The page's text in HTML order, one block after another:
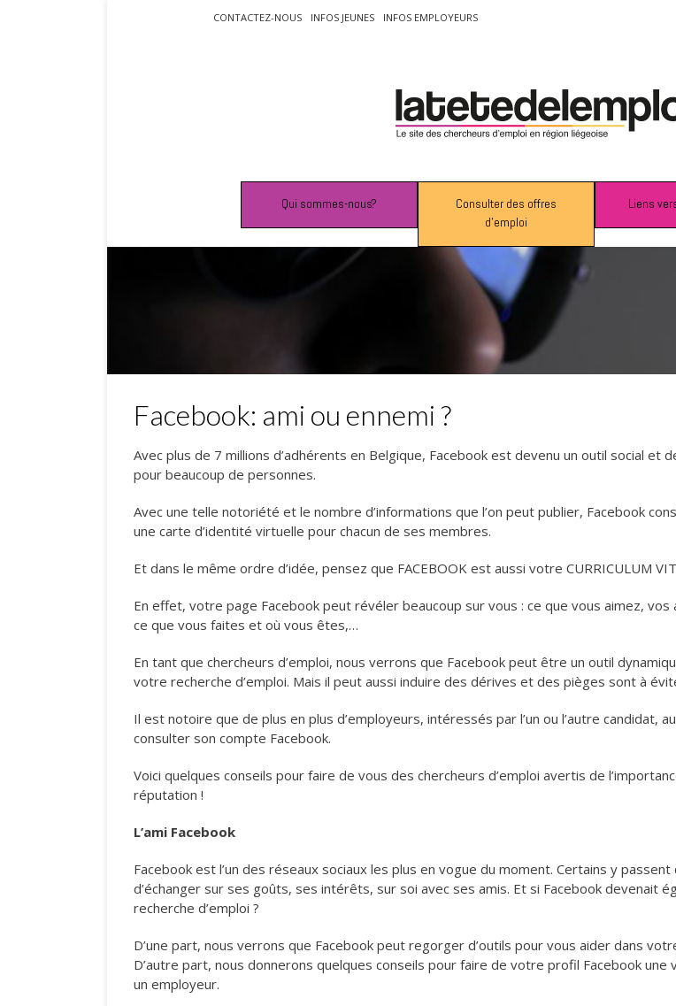
CONTACTEZ-NOUS INFOS JEUNES INFOS EMPLOYEURS
Qui sommes-nous?
Consulter des offres
d’emploi
Liens
Facebook: ami ou ennemi ?
Avec plus de 7 millions d’adhérents en Belgique, Facebook est devenu un outil social et
pour beaucoup de personnes.
Avec une telle notoriété et le nombre d’informations que l’on peut publier, Facebook
une carte d’identité virtuelle pour chacun de ses membres.
Et dans le même ordre d’idée, pensez que FACEBOOK est aussi votre CURRICULUM
En effet, votre page Facebook peut révéler beaucoup sur vous : ce que vous aimez, vos
ce que vous faites et où vous êtes,…
En tant que chercheurs d’emploi, nous verrons que Facebook peut être un outil
votre recherche d’emploi. Mais il peut aussi induire des dérives et des pièges sont à
Il est notoire que de plus en plus d’employeurs, intéressés par l’un ou l’autre candidat,
consulter son compte Facebook.
Voici quelques conseils pour faire de vous des chercheurs d’emploi avertis de
réputation !
L’ami Facebook
Facebook est l’un des réseaux sociaux les plus en vogue du moment. Certains y
d’échanger sur ses goûts, ses intérêts, sur soi avec ses amis. Et si Facebook devenait
recherche d’emploi ?
D’une part, nous verrons que Facebook peut regorger d’outils pour vous aider dans
D’autre part, nous donnerons quelques conseils pour faire de votre profil Facebook
un employeur.